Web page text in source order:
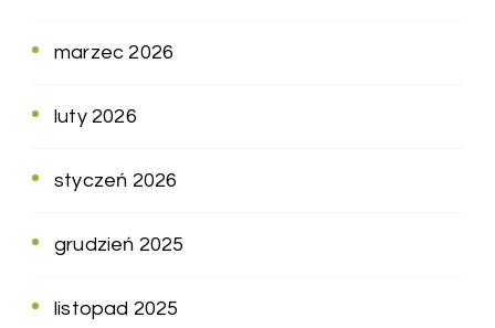
marzec 2026
luty 2026
styczeń 2026
grudzień 2025
listopad 2025